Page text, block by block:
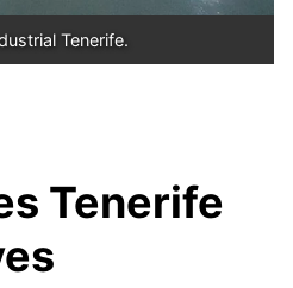
Tenerife.
Tenerife